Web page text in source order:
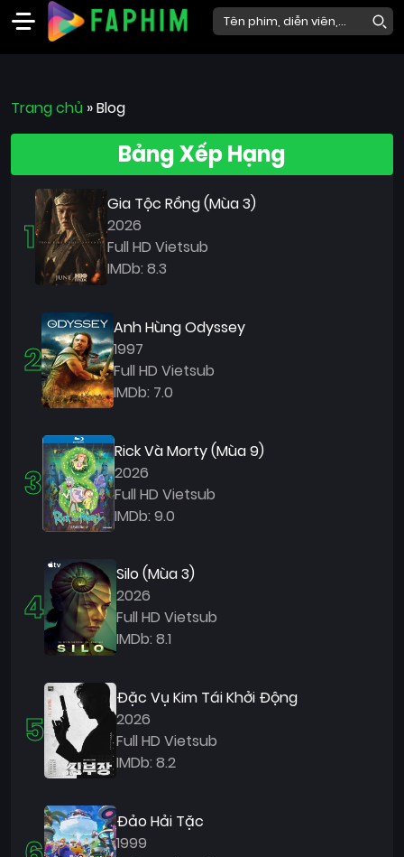
Phim
Mới
Lẻ
Phim
Bộ
Phim
Rạp
Thể
loại
Gia
Blog
sưu
Trang chủ »Blog
Bảng Xếp Hạng
1
Gia Tộc Rồng (Mùa 3)
2026
Full HD Vietsub
IMDb: 8.3
2
Anh Hùng Odyssey
1997
Full HD Vietsub
IMDb: 7.0
3
Rick Và Morty (Mùa 9)
2026
Full HD Vietsub
IMDb: 9.0
4
Silo (Mùa 3)
2026
Full HD Vietsub
IMDb: 8.1
5
Đặc Vụ Kim Tái Khởi Động
2026
Full HD Vietsub
IMDb: 8.2
Đảo Hải Tặc
1999